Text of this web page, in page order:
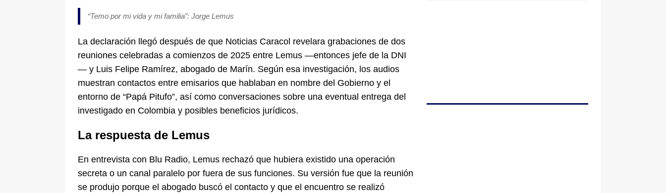
“Temo por mi vida y mi familia”: Jorge Lemus
La declaración llegó después de que Noticias Caracol revelara grabaciones de dos
reuniones celebradas a comienzos de 2025 entre Lemus —entonces jefe de la DNI
— y Luis Felipe Ramírez, abogado de Marín. Según esa investigación, los audios
muestran contactos entre emisarios que hablaban en nombre del Gobierno y el
entorno de “Papá Pitufo”, así como conversaciones sobre una eventual entrega del
investigado en Colombia y posibles beneficios jurídicos.
La respuesta de Lemus
En entrevista con Blu Radio, Lemus rechazó que hubiera existido una operación
secreta o un canal paralelo por fuera de sus funciones. Su versión fue que la reunión
se produjo porque el abogado buscó el contacto y que el encuentro se realizó